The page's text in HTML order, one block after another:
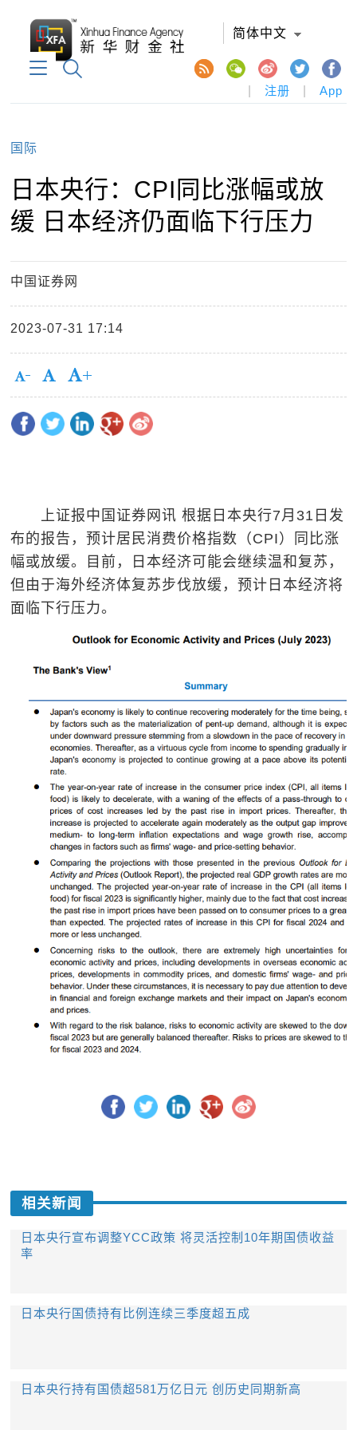
简体中文
注册 App
国际
日本央行：CPI同比涨幅或放
缓 日本经济仍面临下行压力
中国证券网
2023-07-31 17:14
上证报中国证券网讯 根据日本央行7月31日发
布的报告，预计居民消费价格指数（CPI）同比涨
幅或放缓。目前，日本经济可能会继续温和复苏，
但由于海外经济体复苏步伐放缓，预计日本经济将
面临下行压力。
相关新闻
日本央行宣布调整YCC政策 将灵活控制10年期国债收益
率
日本央行国债持有比例连续三季度超五成
日本央行持有国债超581万亿日元 创历史同期新高